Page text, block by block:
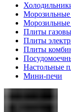
Морозильные
Плиты
Плиты
Плиты
Настольные
Мини-печи